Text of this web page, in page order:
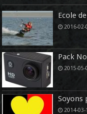
Ecole
2016-02-
Pack
2015-05-
Soyons
2014-03-